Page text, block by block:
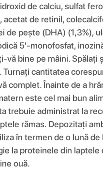
de calciu, sulfat
de retinil,
pește (DHA) (1,3%),
5'-monofosfat,
vă bine pe mâini.
cantitatea
complet. Înainte de a
este cel mai bun
trebuie administrat la
rămas. Depozitați
în termen de o lună
la proteinele din laptele
ouă.